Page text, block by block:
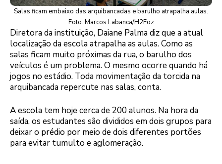
Salas ficam embaixo das arquibancadas e barulho atrapalha aulas.
Foto: Marcos Labanca/H2Foz
Diretora da instituição, Daiane Palma diz que a atual
localização da escola atrapalha as aulas. Como as
salas ficam muito próximas da rua, o barulho dos
veículos é um problema. O mesmo ocorre quando há
jogos no estádio. Toda movimentação da torcida na
arquibancada repercute nas salas, conta.
A escola tem hoje cerca de 200 alunos. Na hora da
saída, os estudantes são divididos em dois grupos para
deixar o prédio por meio de dois diferentes portões
para evitar tumulto e aglomeração.